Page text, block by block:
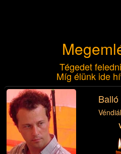
Tégedet
Míg élünk ide